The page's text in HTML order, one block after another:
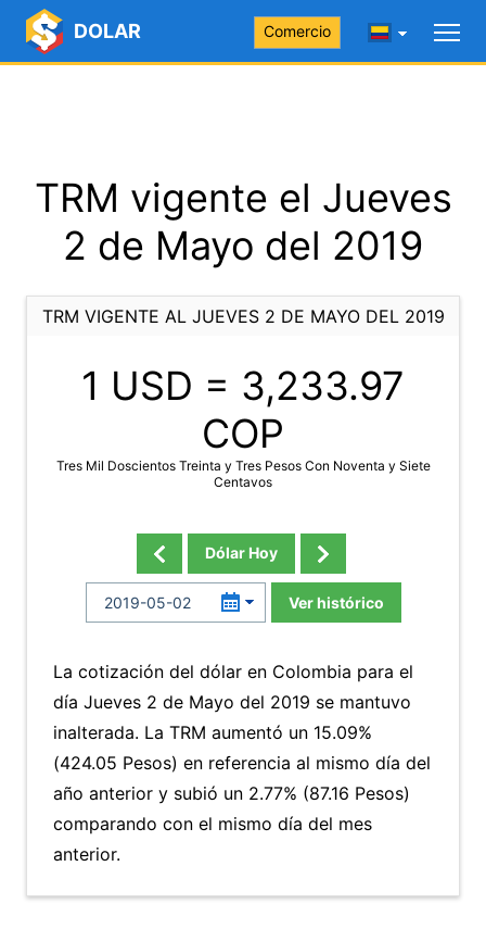
DOLAR Comercio
TRM vigente el Jueves
2 de Mayo del 2019
TRM VIGENTE AL JUEVES 2 DE MAYO DEL 2019
1 USD = 3,233.97
COP
Tres Mil Doscientos Treinta y Tres Pesos Con Noventa y Siete
Centavos
Dólar Hoy
Ver histórico
La cotización del dólar en Colombia para el
día Jueves 2 de Mayo del 2019 se mantuvo
inalterada. La TRM aumentó un 15.09%
(424.05 Pesos) en referencia al mismo día del
año anterior y subió un 2.77% (87.16 Pesos)
comparando con el mismo día del mes
anterior.